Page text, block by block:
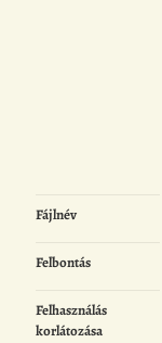
Fájlnév
Felbontás
Felhasználás
korlátozása